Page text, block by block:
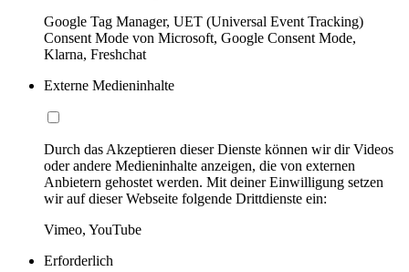
Google Tag Manager, UET (Universal Event Tracking)
Consent Mode von Microsoft, Google Consent Mode,
Klarna, Freshchat
Externe Medieninhalte
Durch das Akzeptieren dieser Dienste können wir dir Videos
oder andere Medieninhalte anzeigen, die von externen
Anbietern gehostet werden. Mit deiner Einwilligung setzen
wir auf dieser Webseite folgende Drittdienste ein:
Vimeo, YouTube
Erforderlich